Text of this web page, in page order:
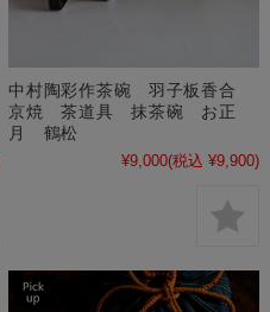
中村陶彩作茶碗 羽子板香合
京焼 茶道具 抹茶碗 お正
月 鶴松
¥9,000(税込 ¥9,900)